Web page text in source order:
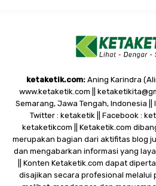
ketaketik.com: Aning Karindra
www.ketaketik.com ||
Semarang, Jawa Tengah, Indonesia ||
Twitter : ketaketik || Facebook :
ketaketikcom || Ketaketik.com
merupakan bagian dari aktifitas blog
dan mengabarkan informasi yang
|| Konten Ketaketik.com dapat
disajikan secara profesional melalui